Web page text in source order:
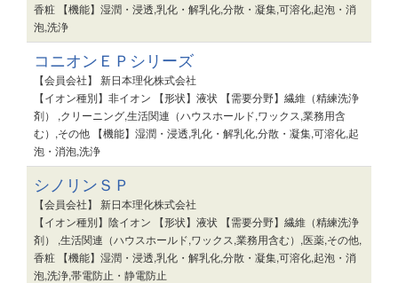
香粧 【機能】湿潤・浸透,乳化・解乳化,分散・凝集,可溶化,起泡・消
泡,洗浄
コニオンＥＰシリーズ
【会員会社】 新日本理化株式会社
【イオン種別】非イオン 【形状】液状 【需要分野】繊維（精練洗浄
剤） ,クリーニング,生活関連（ハウスホールド,ワックス,業務用含
む）,その他 【機能】湿潤・浸透,乳化・解乳化,分散・凝集,可溶化,起
泡・消泡,洗浄
シノリンＳＰ
【会員会社】 新日本理化株式会社
【イオン種別】陰イオン 【形状】液状 【需要分野】繊維（精練洗浄
剤） ,生活関連（ハウスホールド,ワックス,業務用含む）,医薬,その他,
香粧 【機能】湿潤・浸透,乳化・解乳化,分散・凝集,可溶化,起泡・消
泡,洗浄,帯電防止・静電防止